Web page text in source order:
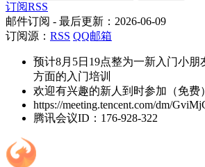
订阅RSS
邮件订阅 - 最后更新： 2026-06-09
订阅源： RSS QQ邮箱
预计8月5日19点整为一新入门小朋
方面的入门培训
欢迎有兴趣的新人到时参加（免费
https://meeting.tencent.com/dm/
腾讯会议ID：176-928-322